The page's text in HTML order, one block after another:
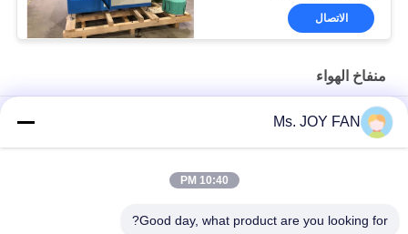
الاتصال
منفاخ الهواء
Plc Oil Free High Speed ​​60KPA Turbo منفاخ الطرد المركزي
مدفوع مركزي مع تعليق هوائي توربو
Ms. JOY FAN
10:40 PM
Good day, what product are you looking for?